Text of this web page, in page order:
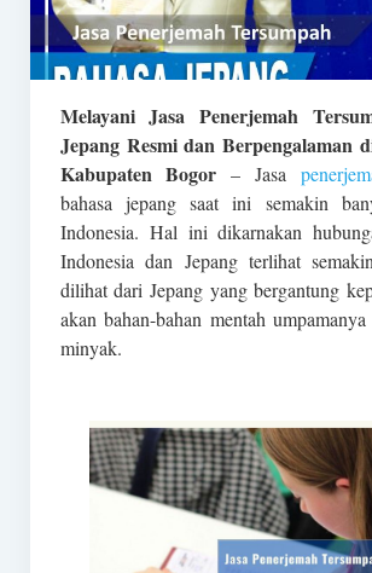
Melayani Jasa Penerjemah
Jepang Resmi dan Berpengalaman
Kabupaten Bogor– Jasa
bahasa jepang saat ini semakin
Indonesia. Hal ini dikarnakan
Indonesia dan Jepang terlihat
dilihat dari Jepang yang bergantung
akan bahan-bahan mentah
minyak.